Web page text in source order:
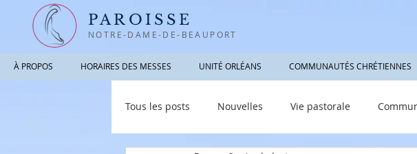
PAROISSE
NOTRE-DAME-DE-BEAUPORT
À PROPOS HORAIRES DES MESSES UNITÉ ORLÉANS COMMUNAUTÉS CHRÉTIENNES
Tous les posts Nouvelles Vie pastorale